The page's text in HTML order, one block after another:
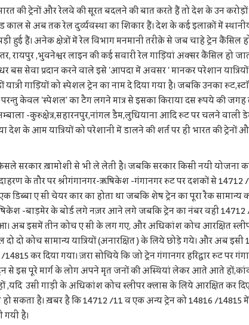
की ट्रेनों और रेलवे की सूरत बदलने की बात करते हैं तो देश के उन
काल से अब तक रेल दुर्व्यवस्था का शिकार हैं। देश के कई इलाक़ों में
हुई हैं। अनेक क्षेत्रों में रेल विभाग मनमानी तरीक़े से जब चाहे ट्रेन कैंसिल
रायपुर ,भुवनेश्वर लाइन की कई सवारी रेल गाड़ियां अक्सर कैंसिल हो
बस सेवा प्रदान करने वाले इसे 'आपदा में अवसर ' मानकर परेशान
गाड़ियों को स्पेशल ट्रेन का नाम दे दिया गया है। जबकि उनका
केवल 'स्पेशल' का टैग लगने मात्र से इसका किराया दस रूपये की
-कुरुक्षेत्र,सहारनपुर,नांगल डैम,लुधियाना आदि रुट पर चलने वाली
के आम यात्रियों को परेशानी में डालने की शर्त पर ही भारत की ट्रेनों
सरकार ख़ामोशी से भी ले लेती है। जबकि सरकार किसी नयी योजना
के तौर पर श्रीगंगानगर-ऋषिकेश -गंगानगर रुट पर दशकों से
डिब्बा ए सी चेयर कार का होता था जबकि शेष ट्रेन का पूरा रैक सामान्य
-बाड़मेर के बोर्ड लगे नज़र आने लगे जबकि ट्रेन का नंबर वही 14712
हुआ। अब इसमें तीन कोच ए सी के लग गए, और अधिकांश कोच आरक्षित
दो कोच सामान्य यात्रियों (अनारक्षित ) के लिये छोड़े गये। और अब
कर दिया गया। ज़रा सोचिये कि जो ट्रेन गंगानगर हरिद्वार रुट पर
से इस पूरे मार्ग के लोग अपने मृत जनों की अस्थियां लेकर आते आते
,यदि उसी गाड़ी के अधिकांश कोच स्लीपर क्लास के लिये आरक्षित कर
सकता है। ख़बर है कि 14712 /11 व एक अन्य ट्रेन को 14816 /14815
गयी है।